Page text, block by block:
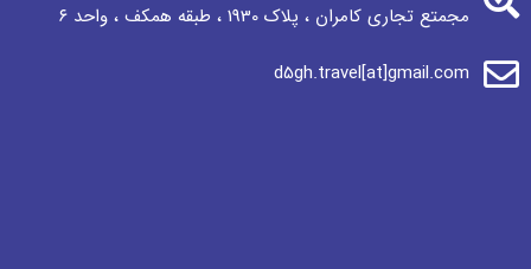
مجمتع تجاری كامران ، پلاک 1930 ، طبقه همکف ، واحد ٦
d5gh.travel[at]gmail.com